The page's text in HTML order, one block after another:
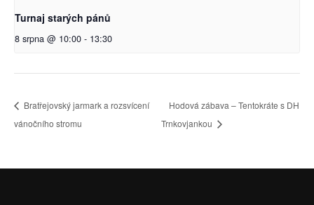
Turnaj starých pánů
8 srpna @ 10:00 - 13:30
Bratřejovský jarmark a rozsvícení
vánočního stromu
Hodová zábava – Tentokráte s DH
Trnkovjankou